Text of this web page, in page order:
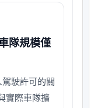
隊規模僅
駛許可的關
實際車隊擴